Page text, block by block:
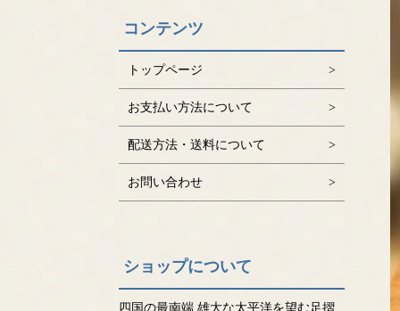
コンテンツ
トップページ
お支払い方法について
配送方法・送料について
お問い合わせ
ショップについて
四国の最南端 雄大な太平洋を望む足摺